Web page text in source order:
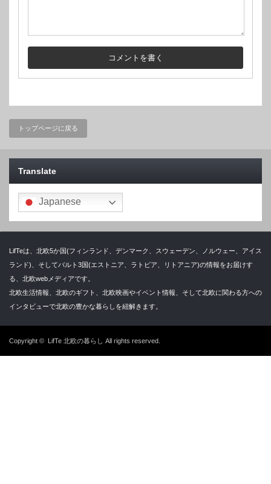
トップページに戻る
Translate
Japanese
LifTeは、北欧5か国(フィンランド、デンマーク、スウェーデン、ノルウェー、アイス
ランド)、そしてバルト3国(エストニア、ラトビア、リトアニア)の情報をお届けす
る、北欧webメディアです。
北欧生活情報、北欧のギフト、北欧映画やイベント情報、そして北欧に関わる方への
インタビューで北欧の豊かな暮らしを紐解きます。
Copyright © LifTe 北欧の暮らし All rights reserved.